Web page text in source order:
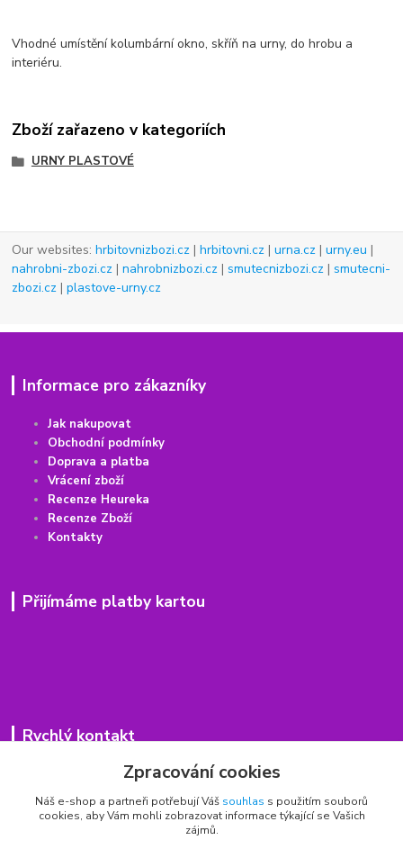
Vhodné umístění kolumbární okno, skříň na urny, do hrobu a
interiéru.
Zboží zařazeno v kategoriích
URNY PLASTOVÉ
Our websites:hrbitovnizbozi.cz |hrbitovni.cz |urna.cz |urny.eu |
nahrobni-zbozi.cz |nahrobnizbozi.cz |smutecnizbozi.cz |smutecni-
zbozi.cz |plastove-urny.cz
Informace pro zákazníky
Jak nakupovat
Obchodní podmínky
Doprava a platba
Vrácení zboží
Recenze Heureka
Recenze Zboží
Kontakty
Přijímáme platby kartou
Rychlý kontakt
Po - Pá 9,00 - 15,00 hod.
obchod(zavináč)hrbitovnizbozi.cz
Zpracování cookies
Náš e-shop a partneři potřebují Váš souhlas s použitím souborů
cookies, aby Vám mohli zobrazovat informace týkající se Vašich
zájmů.